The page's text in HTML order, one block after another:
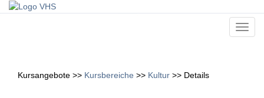
Kursangebote >> Kursbereiche >> Kultur >> Details